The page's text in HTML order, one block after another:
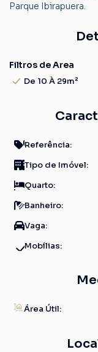
Parque Ibirapuera.
Filtros de Area
De 10 À 29m²
Referência:
Tipo de Imóvel:
Quarto:
Banheiro:
Vaga:
Mobílias:
Área Útil: